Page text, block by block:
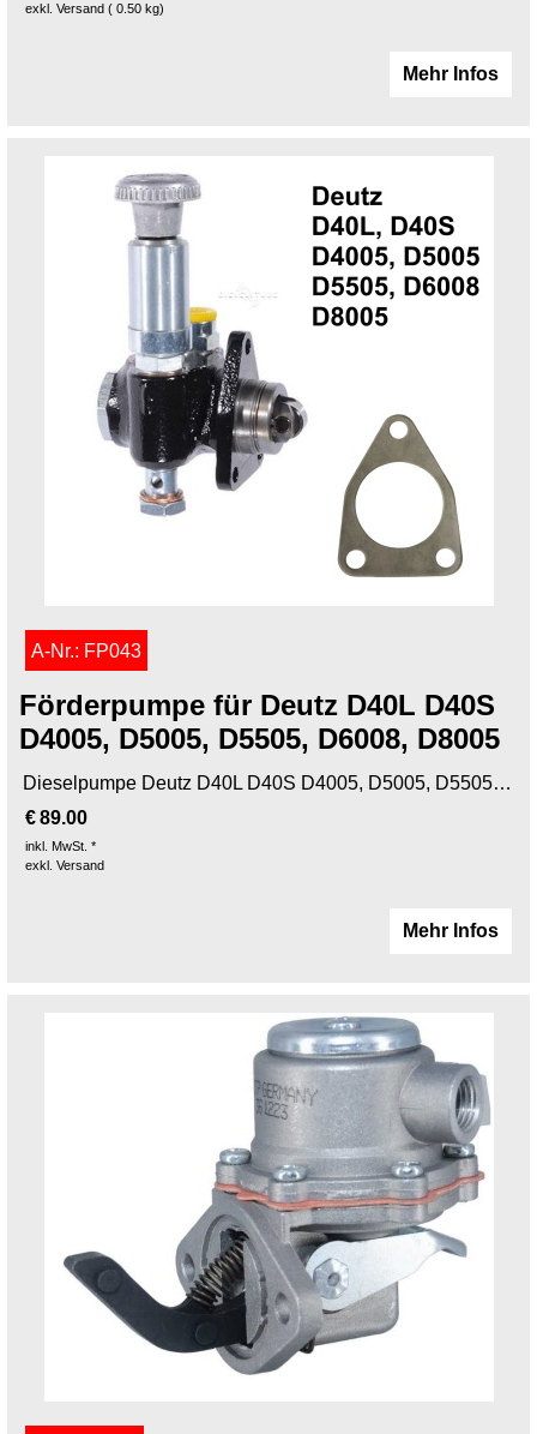
exkl. Versand
0.50 kg
Mehr Infos
A-Nr.: FP043
Förderpumpe für Deutz D40L D40S
D4005, D5005, D5505, D6008, D8005
Dieselpumpe Deutz D40L D40S D4005, D5005, D5505, D6008, D8005
€89.00
inkl. MwSt. *
exkl. Versand
Mehr Infos